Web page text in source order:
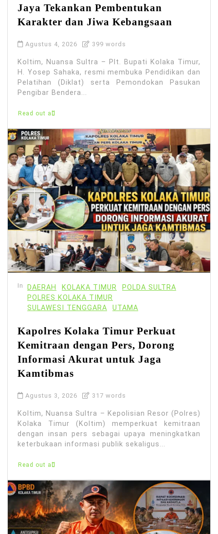
Jaya Tekankan Pembentukan
Karakter dan Jiwa Kebangsaan
Agustus 4, 2026 399 words
Koltim, Nuansa Sultra – Plt. Bupati Kolaka Timur,
H. Yosep Sahaka, resmi membuka Pendidikan dan
Pelatihan (Diklat) serta Pemondokan Pasukan
Pengibar Bendera...
Read out all
In DAERAH KOLAKA TIMUR
POLDA SULTRA
POLRES KOLAKA TIMUR
SULAWESI TENGGARA
UTAMA
Kapolres Kolaka Timur Perkuat
Kemitraan dengan Pers, Dorong
Informasi Akurat untuk Jaga
Kamtibmas
Agustus 3, 2026 317 words
Koltim, Nuansa Sultra – Kepolisian Resor (Polres)
Kolaka Timur (Koltim) memperkuat kemitraan
dengan insan pers sebagai upaya meningkatkan
keterbukaan informasi publik sekaligus...
Read out all